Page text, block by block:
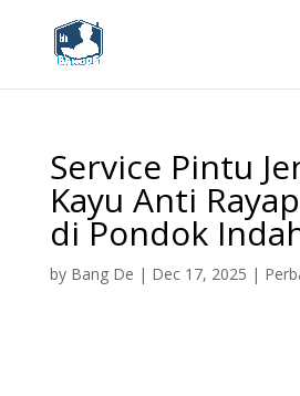
Service Pintu
Kayu Anti
di Pondok
by Bang De | Dec 17, 2025 |